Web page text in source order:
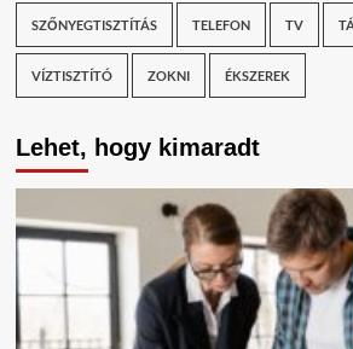
SZŐNYEGTISZTÍTÁS TELEFON TV
VÍZTISZTÍTÓ ZOKNI ÉKSZEREK
Lehet, hogy kimaradt